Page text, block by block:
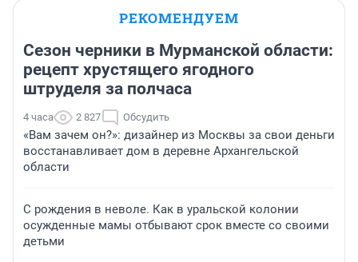
РЕКОМЕНДУЕМ
Сезон черники в Мурманской области:
рецепт хрустящего ягодного
штруделя за полчаса
4 часа 2 827 Обсудить
«Вам зачем он?»: дизайнер из Москвы за свои деньги
восстанавливает дом в деревне Архангельской
области
С рождения в неволе. Как в уральской колонии
осужденные мамы отбывают срок вместе со своими
детьми